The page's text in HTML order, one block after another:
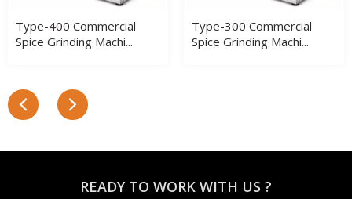
Type-400 Commercial
Spice Grinding Machi...
Type-300 Commercial
Spice Grinding Machi...
READY TO WORK WITH US ?